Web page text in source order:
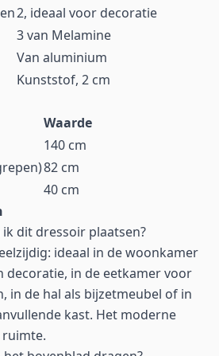
2, ideaal voor decoratie
3 van Melamine
Van aluminium
Kunststof, 2 cm
Waarde
140 cm
82 cm
40 cm
dit dressoir plaatsen?
ideaal in de woonkamer
decoratie, in de eetkamer voor
in de hal als bijzetmeubel of in
kast. Het moderne